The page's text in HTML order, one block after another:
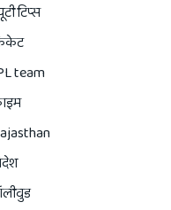
टिप्स
team